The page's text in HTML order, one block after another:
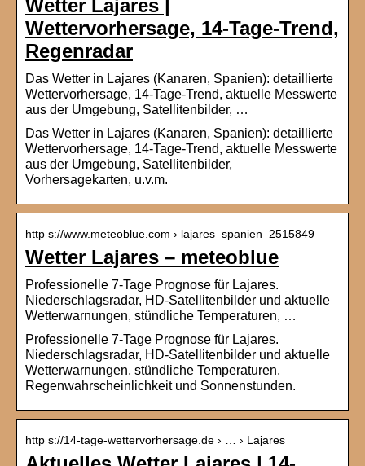
Wetter Lajares |
Wettervorhersage, 14-Tage-Trend,
Regenradar
Das Wetter in Lajares (Kanaren, Spanien): detaillierte
Wettervorhersage, 14-Tage-Trend, aktuelle Messwerte
aus der Umgebung, Satellitenbilder, …
Das Wetter in Lajares (Kanaren, Spanien): detaillierte
Wettervorhersage, 14-Tage-Trend, aktuelle Messwerte
aus der Umgebung, Satellitenbilder,
Vorhersagekarten, u.v.m.
http s://www.meteoblue.com › lajares_spanien_2515849
Wetter Lajares – meteoblue
Professionelle 7-Tage Prognose für Lajares.
Niederschlagsradar, HD-Satellitenbilder und aktuelle
Wetterwarnungen, stündliche Temperaturen, …
Professionelle 7-Tage Prognose für Lajares.
Niederschlagsradar, HD-Satellitenbilder und aktuelle
Wetterwarnungen, stündliche Temperaturen,
Regenwahrscheinlichkeit und Sonnenstunden.
http s://14-tage-wettervorhersage.de › … › Lajares